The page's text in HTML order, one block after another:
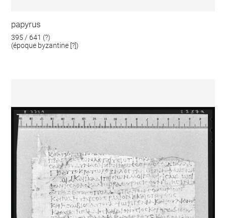
papyrus
395 / 641 (?)
(époque byzantine [?])